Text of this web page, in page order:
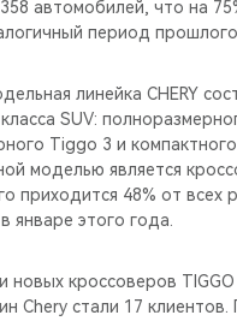
автомобилей, что на
период прошлого
линейка CHERY
SUV:
Tiggo 3 и
моделью является
приходится 48% от всех
январе этого года.
новых кроссоверов
Chery стали 17